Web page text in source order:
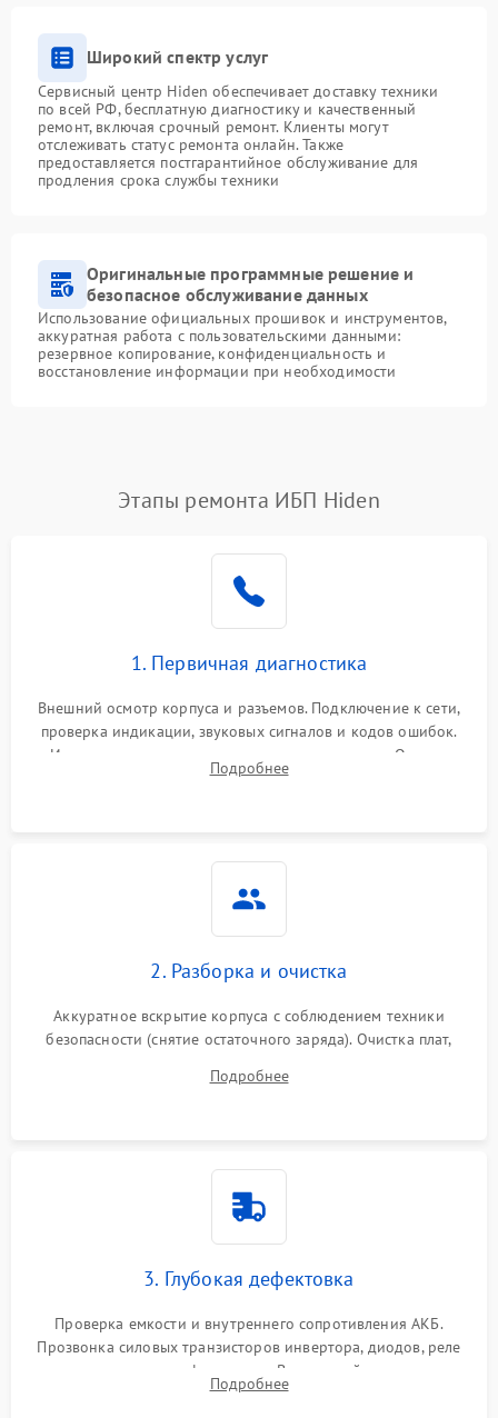
Широкий спектр услуг
Сервисный центр Hiden обеспечивает доставку техники
по всей РФ, бесплатную диагностику и качественный
ремонт, включая срочный ремонт. Клиенты могут
отслеживать статус ремонта онлайн. Также
предоставляется постгарантийное обслуживание для
продления срока службы техники
Оригинальные программные решение и
безопасное обслуживание данных
Использование официальных прошивок и инструментов,
аккуратная работа с пользовательскими данными:
резервное копирование, конфиденциальность и
восстановление информации при необходимости
Этапы ремонта ИБП Hiden
1. Первичная диагностика
Внешний осмотр корпуса и разъемов. Подключение к сети,
проверка индикации, звуковых сигналов и кодов ошибок.
Измерение входного и выходного напряжения. Оценка
реакции ИБП на отключение основного питания без
Подробнее
2. Разборка и очистка
Аккуратное вскрытие корпуса с соблюдением техники
безопасности (снятие остаточного заряда). Очистка плат,
и кистей для предотвращения перегрева и замыканий.
Подробнее
3. Глубокая дефектовка
Проверка емкости и внутреннего сопротивления АКБ.
Прозвонка силовых транзисторов инвертора, диодов, реле
переключения и трансформатора. Визуальный поиск вздутых
конденсаторов и прогаров на печатной плате.
Подробнее